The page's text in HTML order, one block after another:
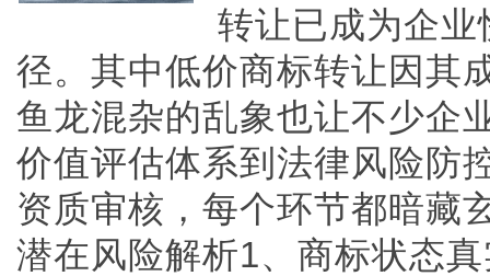
转让已成为企
径。其中低价商标转让因其
鱼龙混杂的乱象也让不少企
价值评估体系到法律风险防
资质审核，每个环节都暗藏
潜在风险解析1、商标状态